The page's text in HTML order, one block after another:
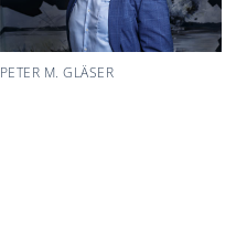
PETER M. GLÄSER